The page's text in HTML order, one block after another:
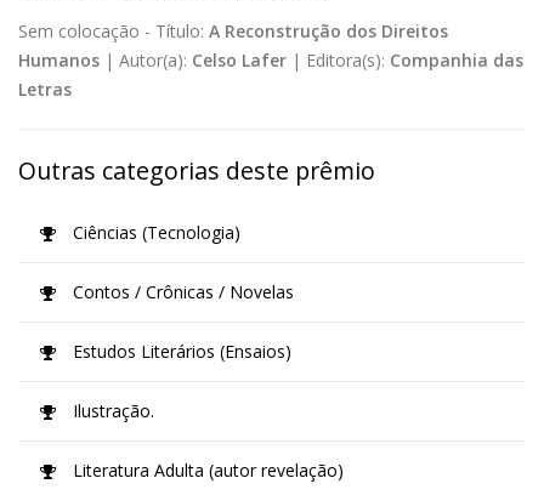
Sem colocação - Título: A Reconstrução dos Direitos
Humanos | Autor(a): Celso Lafer | Editora(s): Companhia das
Letras
Outras categorias deste prêmio
Ciências (Tecnologia)
Contos / Crônicas / Novelas
Estudos Literários (Ensaios)
Ilustração.
Literatura Adulta (autor revelação)